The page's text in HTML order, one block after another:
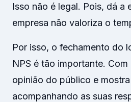
Isso não é legal. Pois, dá a
empresa não valoriza o
Por isso, o fechamento do
NPS é tão importante.
opinião do público e
acompanhando as suas